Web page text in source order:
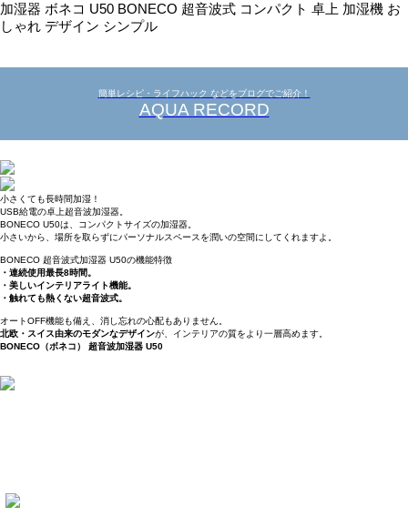
加湿器 ボネコ U50 BONECO 超音波式 コンパクト 卓上 加湿機 お
しゃれ デザイン シンプル
簡単レシピ・ライフハック などをブログでご紹介！
AQUA RECORD
小さくても長時間加湿！
USB給電の卓上超音波加湿器。
BONECO U50は、コンパクトサイズの加湿器。
小さいから、場所を取らずにパーソナルスペースを潤いの空間にしてくれますよ。
BONECO 超音波式加湿器 U50の機能特徴
・連続使用最長8時間。
・美しいインテリアライト機能。
・触れても熱くない超音波式。
オートOFF機能も備え、消し忘れの心配もありません。
北欧・スイス由来のモダンなデザインが、インテリアの質をより一層高めます。
BONECO（ボネコ） 超音波加湿器 U50